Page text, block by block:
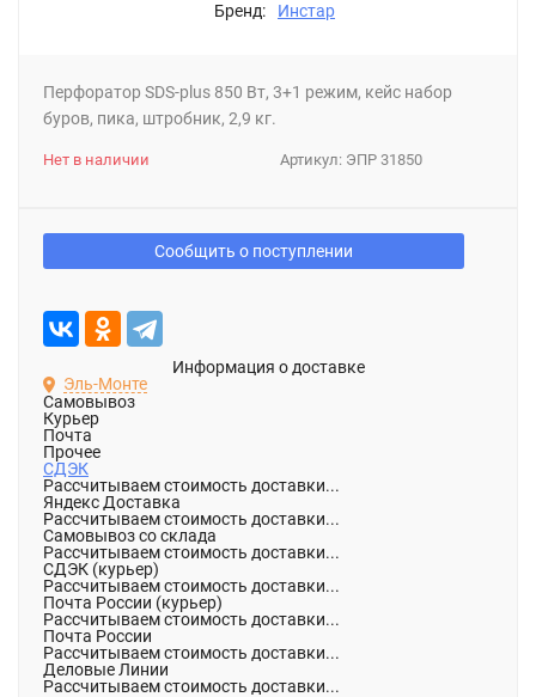
Бренд: Инстар
Перфоратор SDS-plus 850 Вт, 3+1 режим, кейс набор
буров, пика, штробник, 2,9 кг.
Артикул: ЭПР 31850
Нет в наличии
Сообщить о поступлении
Информация о доставке
Эль-Монте
Самовывоз
Курьер
Почта
Прочее
СДЭК
Рассчитываем стоимость доставки...
Яндекс Доставка
Рассчитываем стоимость доставки...
Самовывоз со склада
Рассчитываем стоимость доставки...
СДЭК (курьер)
Рассчитываем стоимость доставки...
Почта России (курьер)
Рассчитываем стоимость доставки...
Почта России
Рассчитываем стоимость доставки...
Деловые Линии
Рассчитываем стоимость доставки...